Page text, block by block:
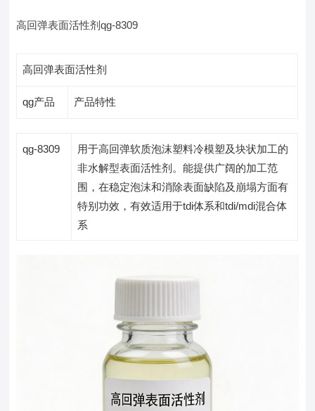
高回弹表面活性剂qg-8309
高回弹表面活性剂
qg产品 产品特性
qg-8309
用于高回弹软质泡沫塑料冷模塑及块状加工的
非水解型表面活性剂。能提供广阔的加工范
围，在稳定泡沫和消除表面缺陷及崩塌方面有
特别功效，有效适用于tdi体系和tdi/mdi混合体
系